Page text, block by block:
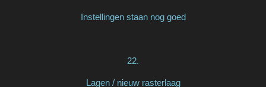
Instellingen staan nog goed
22.
Lagen / nieuw rasterlaag